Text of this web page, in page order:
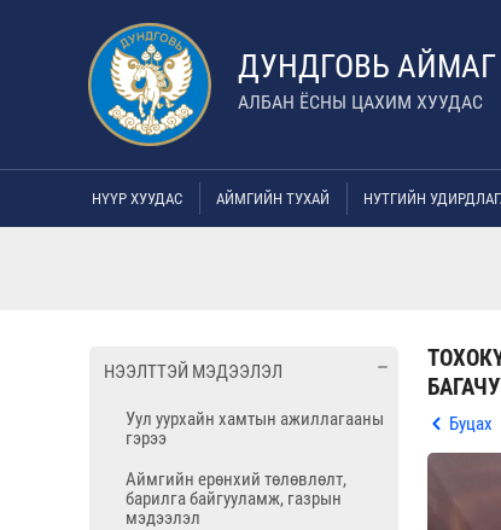
ДУНДГОВЬ АЙМАГ
АЛБАН ЁСНЫ ЦАХИМ ХУУДАС
НҮҮР ХУУДАС АЙМГИЙН ТУХАЙ НУТГИЙН
НЭЭЛТТЭЙ МЭДЭЭЛЭЛ
Уул уурхайн хамтын ажиллагааны
гэрээ
Аймгийн ерөнхий төлөвлөлт,
барилга байгууламж, газрын
мэдээлэл
Буцах